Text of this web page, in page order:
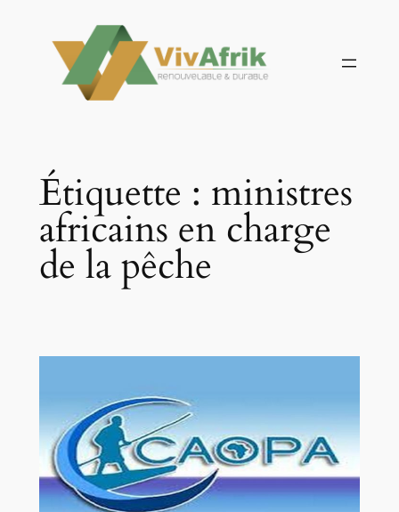
contenu
Étiquette : ministres
africains en charge
de la pêche